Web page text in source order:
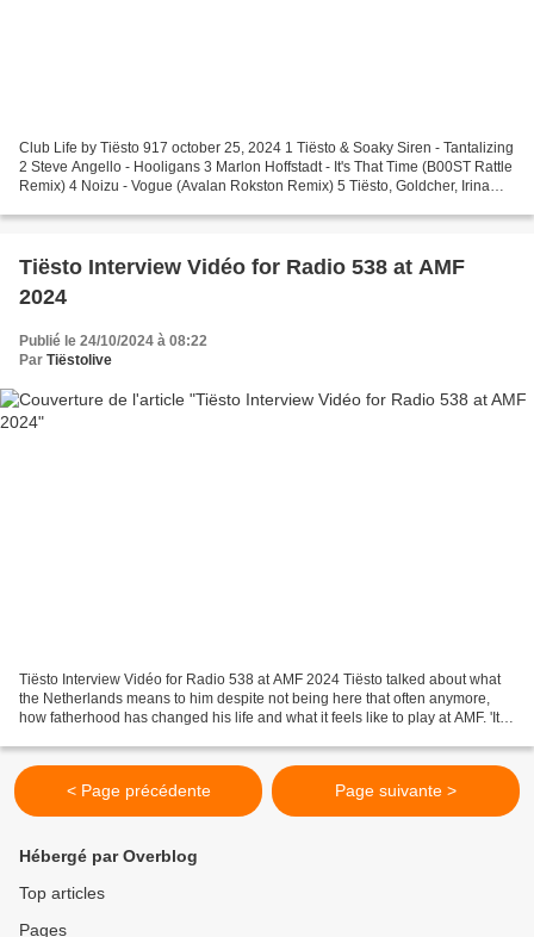
Club Life by Tiësto 917 october 25, 2024 1 Tiësto & Soaky Siren - Tantalizing
2 Steve Angello - Hooligans 3 Marlon Hoffstadt - It's That Time (B00ST Rattle
Remix) 4 Noizu - Vogue (Avalan Rokston Remix) 5 Tiësto, Goldcher, Irina
Tiësto Interview Vidéo for Radio 538 at AMF
2024
Publié le 24/10/2024 à 08:22
Par Tiëstolive
Tiësto Interview Vidéo for Radio 538 at AMF 2024 Tiësto talked about what
the Netherlands means to him despite not being here that often anymore,
how fatherhood has changed his life and what it feels like to play at AMF. 'It
< Page précédente Page suivante >
Hébergé par Overblog
Top articles
Pages